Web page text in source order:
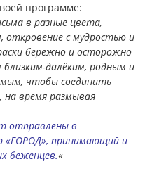
программе:
в разные цвета,
откровение с мудростью и
бережно и осторожно
далёким, родным и
чтобы соединить
время размывая
отправлены в
«ГОРОД», принимающий и
беженцев.«